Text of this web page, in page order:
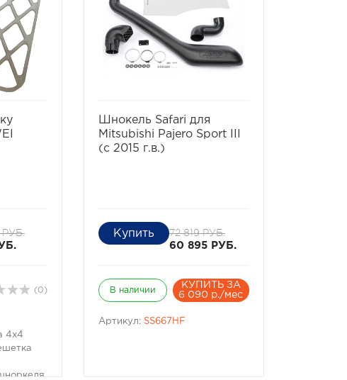
РУБ.
(0)
4x4
Шнокель Safari для
Mitsubishi Pajero Sport III
(с 2015 г.в.)
72 819 РУБ.
60 895 РУБ.
В наличии
КУПИТЬ ЗА
6 090 р./мес
Артикул: SS667HF